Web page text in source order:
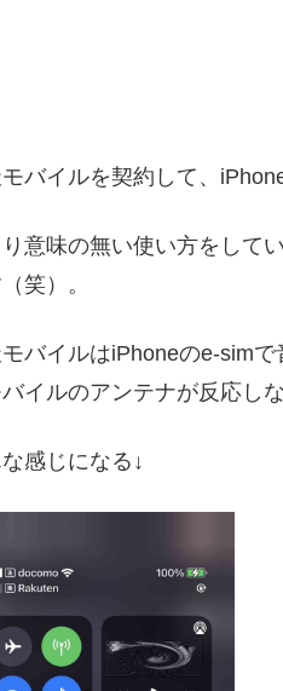
バイルを契約して、
意味の無い使い方をして
笑）。
バイルはiPhoneのe-sim
イルのアンテナが反応しな
感じになる↓